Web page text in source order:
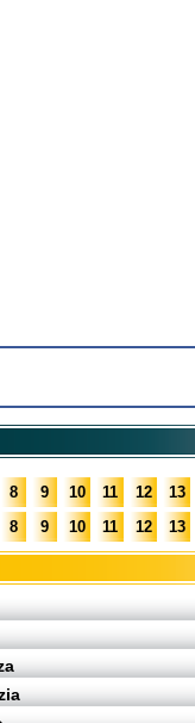
8 9 10 11 12 13
8 9 10 11 12 13